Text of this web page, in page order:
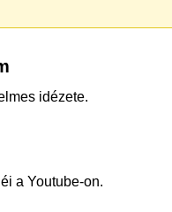
idézete.
a Youtube-on.